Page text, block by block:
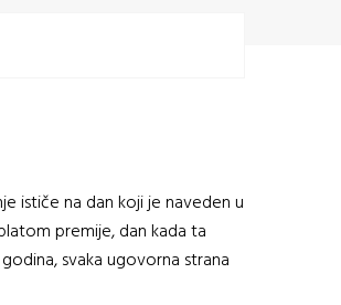
ističe na dan koji je naveden u
premije, dan kada ta
svaka ugovorna strana